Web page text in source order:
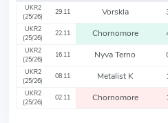
UKR2
(25/26)
29.11 Vorskla
UKR2
(25/26)
22.11 Chornomore
UKR2
(25/26)
16.11 Nyva Terno
UKR2
(25/26)
08.11 Metalist K
UKR2
(25/26)
02.11 Chornomore